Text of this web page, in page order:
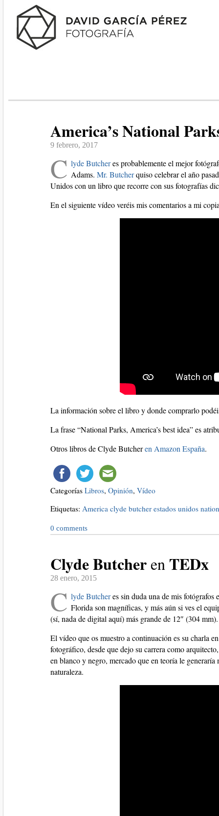
America’s National
9 febrero, 2017
C lyde Butcheres probablemente el mejor
Adams.Mr. Butcherquiso celebrar el año
Unidos con un libro que recorre con sus fotografías
En el siguiente vídeo veréis mis comentarios a mi
La información sobre el libro y donde comprarlo
La frase “National Parks, America’s best idea” es
Otros libros de Clyde Butcheren Amazon España.
Categorías Libros, Opinión, Vídeo
Etiquetas: America clyde butcher estados unidos
0 comments
Clyde Butcheren TEDx
28 enero, 2015
C lyde Butcheres sin duda una de mis fotógrafos
Florida son magníficas, y más aún si ves el
(sí, nada de digital aquí) más grande de 12″ (304 mm).
El vídeo que os muestro a continuación es su charla
fotográfico, desde que dejo su carrera como
en blanco y negro, mercado que en teoría le
naturaleza.